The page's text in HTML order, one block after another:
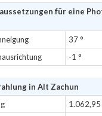
für eine
37 °
-1 °
in Alt Zachun